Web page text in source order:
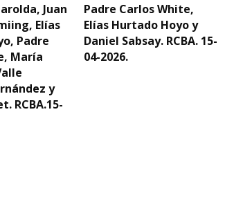
Juan
Elías
Padre
María
y
RCBA.15-
Padre Carlos White,
Elías Hurtado Hoyo y
Daniel Sabsay. RCBA. 15-
04-2026.